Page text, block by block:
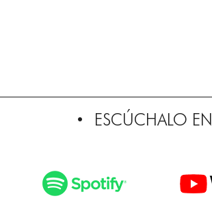
ESCÚCHALO EN